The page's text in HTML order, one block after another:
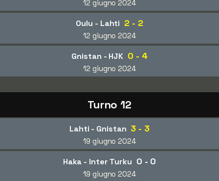
12 giugno 2024
Oulu - Lahti 2 - 2
12 giugno 2024
Gnistan - HJK 0 - 4
12 giugno 2024
Turno 12
Lahti - Gnistan 3 - 3
19 giugno 2024
Haka - Inter Turku 0 - 0
19 giugno 2024